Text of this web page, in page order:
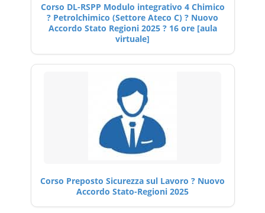
Corso DL-RSPP Modulo integrativo 4 Chimico
? Petrolchimico (Settore Ateco C) ? Nuovo
Accordo Stato Regioni 2025 ? 16 ore [aula
virtuale]
Corso Preposto Sicurezza sul Lavoro ? Nuovo
Accordo Stato-Regioni 2025